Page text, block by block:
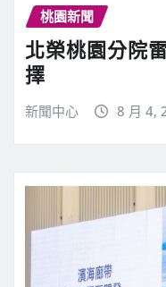
桃園新聞
北榮桃園分院
擇
新聞中心 8 月 4,